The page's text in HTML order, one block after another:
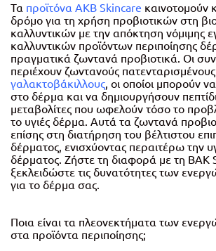
Τα προϊτόνα ΑΚΒ Skincare καινοτομούν
δρόμο για τη χρήση προβιοτικών στη
καλλυντικών με την απόκτηση νόμιμης
καλλυντικών προϊόντων περιποίησης
πραγματικά ζωντανά προβιοτικά. Οι
περιέχουν ζωντανούς πατενταρισμένους
γαλακτοβάκιλλους, οι οποίοι μπορούν
στο δέρμα και να δημιουργήσουν
μεταβολίτες που ωφελούν τόσο το
το υγιές δέρμα. Αυτά τα ζωντανά
επίσης στη διατήρηση του βέλτιστου
δέρματος, ενισχύοντας περαιτέρω την
δέρματος. Ζήστε τη διαφορά με τη BAK
ξεκλειδώστε τις δυνατότητες των
για το δέρμα σας.
Ποια είναι τα πλεονεκτήματα των
στα προϊόντα περιποίησης;